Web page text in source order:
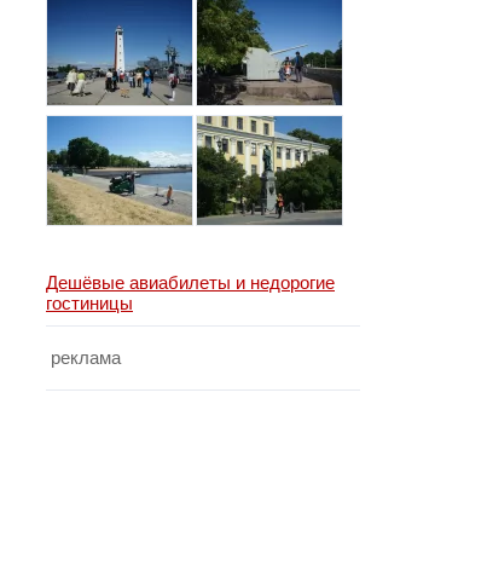
Дешёвые авиабилеты и недорогие
гостиницы
реклама